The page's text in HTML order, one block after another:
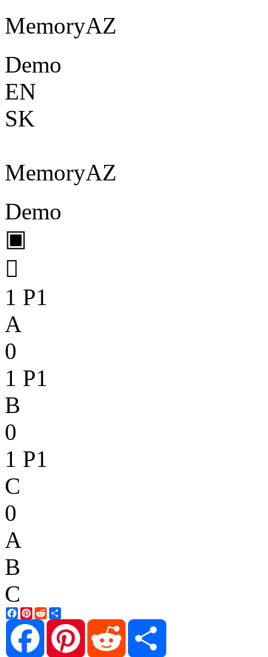
MemoryAZ
Demo
EN
SK
MemoryAZ
Demo
▣

1 P1
A
0
1 P1
B
0
1 P1
C
0
A
B
C
Facebook
Pinterest
Reddit
Facebook
Pinterest Reddit